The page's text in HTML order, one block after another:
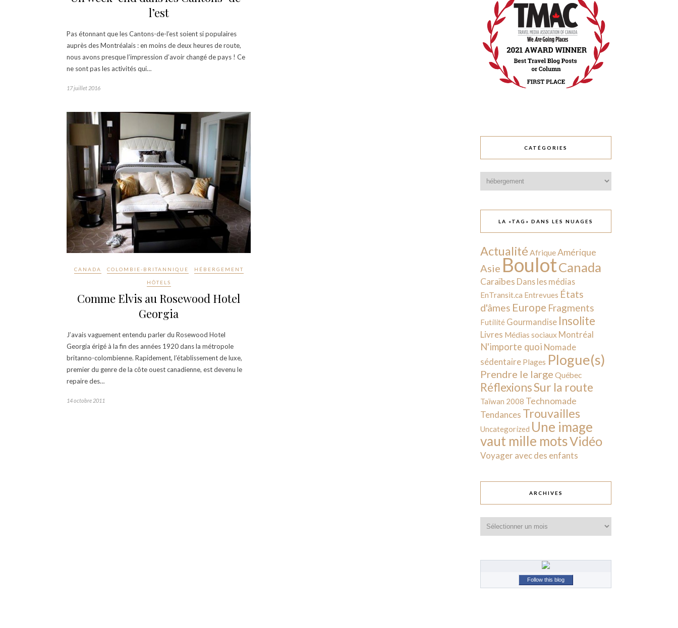
l’est
Pas étonnant que les Cantons-de-l’est soient si populaires
auprès des Montréalais : en moins de deux heures de route,
nous avons presque l’impression d’avoir changé de pays ! Ce
ne sont pas les activités qui…
17 juillet 2016
CANADA COLOMBIE-BRITANNIQUE HÉBERGEMENT
HÔTELS
Comme Elvis au Rosewood Hotel
Georgia
J’avais vaguement entendu parler du Rosewood Hotel
Georgia érigé à la fin des années 1920 dans la métropole
britanno-colombienne. Rapidement, l’établissement de luxe,
premier du genre de la côte ouest canadienne, est devenu le
repaire des…
14 octobre 2011
CATÉGORIES
LA «TAG» DANS LES NUAGES
Actualité AfriqueAmérique
Asie BoulotCanada
Caraïbes Dans les médias
EnTransit.ca Entrevues États
d'âmes Europe Fragments
Futilité Gourmandise Insolite
Livres Médias sociaux Montréal
N'importe quoi Nomade
sédentaire Plages Plogue(s)
Prendre le large Québec
RéflexionsSur la route
Taïwan 2008 Technomade
Tendances Trouvailles
Uncategorized Une image
vaut mille motsVidéo
Voyager avec des enfants
ARCHIVES
Follow this blog